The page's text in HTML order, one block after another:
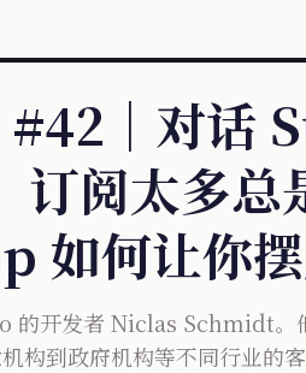
｜对话
阅太多总
如何让你
的开发者 Niclas Schmidt。
构到政府机构等不同行业的